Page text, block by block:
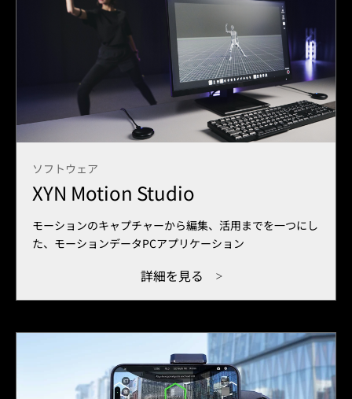
ソフトウェア
XYN Motion Studio
モーションのキャプチャーから編集、活用までを一つにし
た、モーションデータPCアプリケーション
詳細を見る